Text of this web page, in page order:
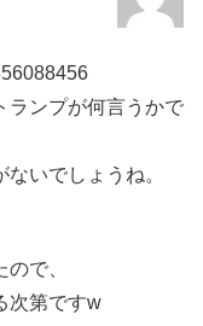
ランプが何言うかで
いでしょうね。
で、
次第ですw